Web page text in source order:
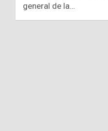
general de la…